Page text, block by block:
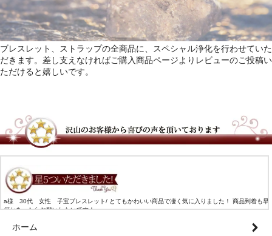
ブレスレット、ストラップの全商品に、スペシャル浄化を行わせていた
だきます。差し支えなければご購入商品ページよりレビューのご投稿い
ただけると嬉しいです。
a様 30代 女性 子宝ブレスレット/ とてもかわいい商品で凄く気に入りました！ 商品到着も早
何かあったらお願いしたいです！
ホーム